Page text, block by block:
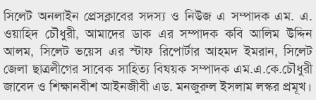
সিলেট অনলাইন প্রেসক্লাবের সদস্য ও নিউজ এ সম্পাদক এম. এ.
ওয়াহিদ চৌধুরী, আমাদের ডাক এর সম্পাদক কবি আলিম উদ্দিন
আলম, সিলেট ভয়েস এর স্টাফ রিপোর্টার আহমদ ইমরান, সিলেট
জেলা ছাত্রলীগের সাবেক সাহিত্য বিষয়ক সম্পাদক এম.এ.কে.চৌধুরী
জাবেদ ও শিক্ষানবীশ আইনজীবী এড. মনজুরুল ইসলাম লস্কর প্রমূখ।